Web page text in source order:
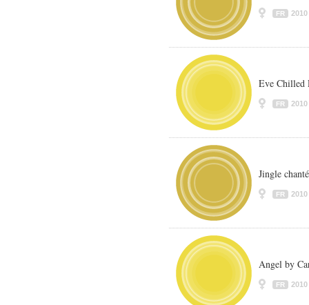
FR 2010
Eve Chilled
FR 2010
Jingle chanté
FR 2010
Angel by
FR 2010